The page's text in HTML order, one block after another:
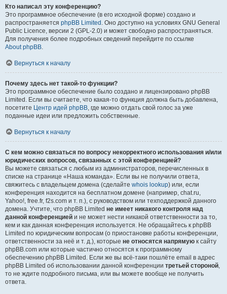
Кто написал эту конференцию?
Это программное обеспечение (в его исходной форме) создано и
распространяется phpBB Limited . Оно доступно на условиях GNU General
Public Licence, версии 2 (GPL-2.0) и может свободно распространяться.
Для получения более подробных сведений перейдите по ссылке
About phpBB.
Вернуться к началу
Почему здесь нет такой-то функции?
Это программное обеспечение было создано и лицензировано phpBB
Limited. Если вы считаете, что какая-то функция должна быть добавлена,
посетите Центр идей phpBB, где можно отдать свой голос за уже
поданные идеи или предложить собственные.
Вернуться к началу
С кем можно связаться по вопросу некорректного использования и/или
юридических вопросов, связанных с этой конференцией?
Вы можете связаться с любым из администраторов, перечисленных в
списке на странице «Наша команда». Если вы не получили ответа,
свяжитесь с владельцем домена (сделайте whois lookup) или, если
конференция находится на бесплатном домене (например, chat.ru,
Yahoo!, free.fr, f2s.com и т. п.), с руководством или техподдержкой данного
домена. Учтите, что phpBB Limited не имеет никакого контроля над
данной конференцией и не может нести никакой ответственности за то,
кем и как данная конференция используется. Не обращайтесь к phpBB
Limited по юридическим вопросам (о приостановке работы конференции,
ответственности за неё и т. д.), которые не относятся напрямую к сайту
phpBB.com или которые частично относятся к программному
обеспечению phpBB Limited. Если же вы всё-таки пошлёте email в адрес
phpBB Limited об использовании данной конференции третьей стороной,
то не ждите подробного письма, или вы можете вообще не получить
ответа.